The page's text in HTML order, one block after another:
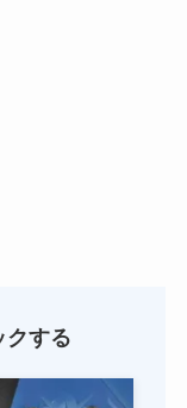
クする